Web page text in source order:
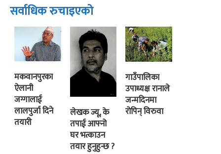
सर्वाधिक रुचाइएको
मकवानपुरका
ऐलानी
जग्गालाई
लालपुर्जा दिने
तयारी
लेखक ज्यू, के
तपाई आफ्नो
घर भत्काउन
तयार हुनुहुन्छ ?
गाउँपालिका
उपाध्यक्ष रानाले
जन्मदिनमा
रोपिन् विरुवा